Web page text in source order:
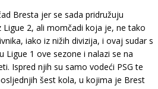
Bresta jer se sada pridružuju
2, ali momčadi koja je, ne tako
iako iz nižih divizija, i ovaj sudar s
1 ove sezone i nalazi se na
Ispred njih su samo vodeći PSG te
šest kola, u kojima je Brest